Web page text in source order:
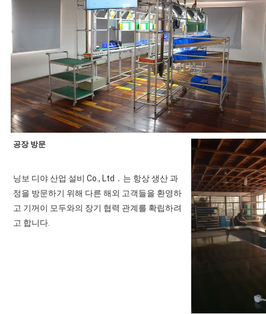
공장 방문
닝보 디야 산업 설비 Co., Ltd．는 항상 생산 과
정을 방문하기 위해 다른 해외 고객들을 환영하
고 기꺼이 모두와의 장기 협력 관계를 확립하려
고 합니다.